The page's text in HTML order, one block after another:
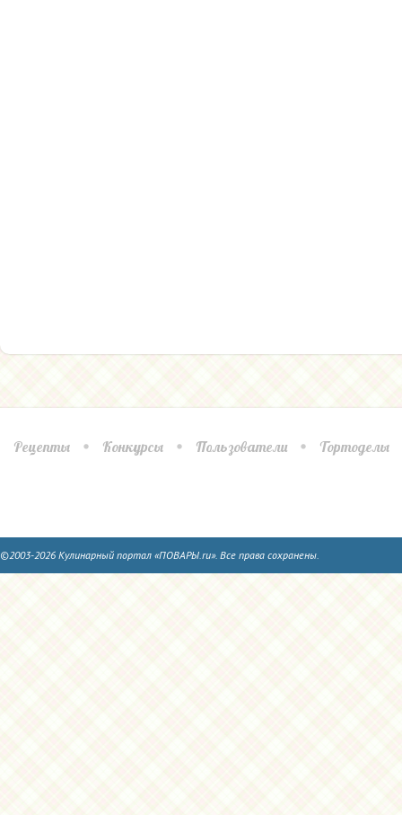
Рецепты Конкурсы Пользователи Тортоделы
©2003-2026 Кулинарный портал «ПОВАРЫ.ru». Все права сохранены.